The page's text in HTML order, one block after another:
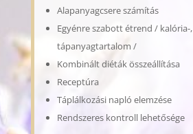
Alapanyagcsere számítás
Egyénre szabott étrend / kalória-,
tápanyagtartalom /
Kombinált diéták összeállítása
Receptúra
Táplálkozási napló elemzése
Rendszeres kontroll lehetősége